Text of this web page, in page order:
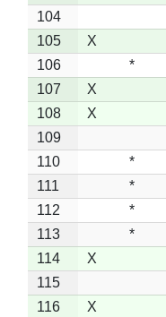
104
105
X
106
*
107
X
108
X
109
110
*
111
*
112
*
113
*
114
X
115
116
X